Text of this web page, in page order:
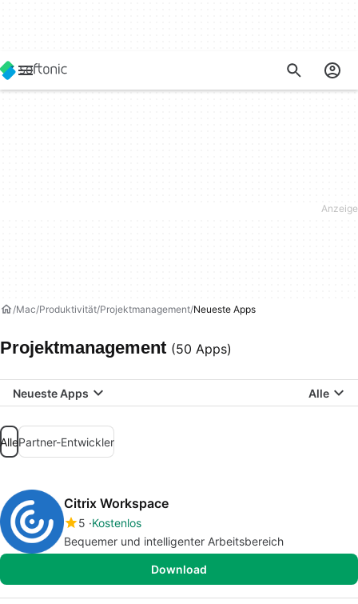
Mac Produktivität Projektmanagement Neueste Apps
Projektmanagement (50 Apps)
Neueste Apps Alle
AllePartner-Entwickler
Citrix Workspace
5 Kostenlos
Bequemer und intelligenter Arbeitsbereich
Download